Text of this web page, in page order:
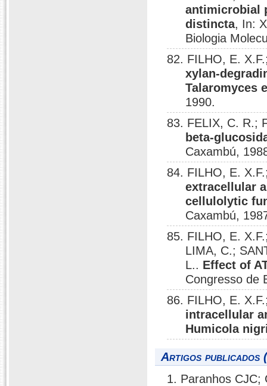
antimicrobial
distincta, In:
Biologia
82. FILHO, E.
xylan-
Talaromyces
1990.
83. FELIX, C. R.;
beta-
Caxambú,
84. FILHO, E.
extracellular
cellulolytic
Caxambú,
85. FILHO, E.
LIMA, C.;
L.. Effect of
Congresso de
86. FILHO, E.
intracellular
Humicola
Artigos publicados
1. Paranhos CJC;